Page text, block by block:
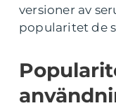
versioner av
popularitet de